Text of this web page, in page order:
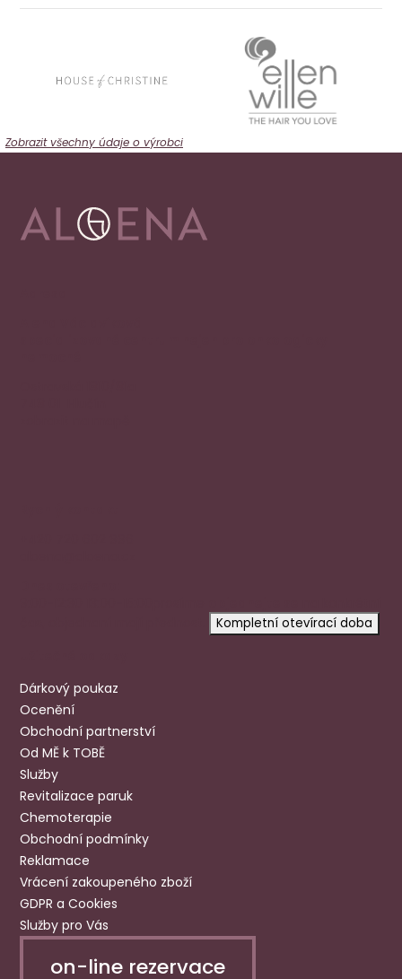
Zobrazit všechny údaje o výrobci
Kompletní otevírací doba
Dárkový poukaz
Ocenění
Obchodní partnerství
Od MĚ k TOBĚ
Služby
Revitalizace paruk
Chemoterapie
Obchodní podmínky
Reklamace
Vrácení zakoupeného zboží
GDPR a Cookies
Služby pro Vás
on-line rezervace